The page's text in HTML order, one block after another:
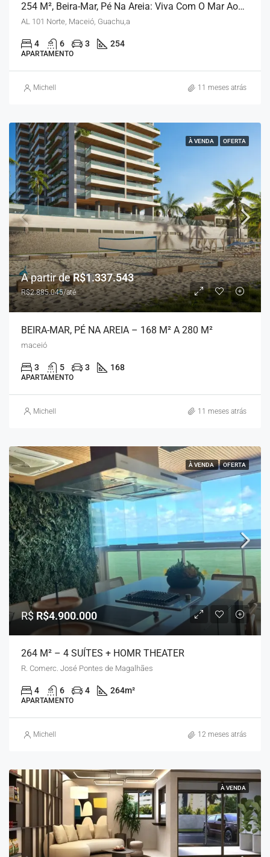
254 M², Beira-Mar, Pé Na Areia: Viva Com O Mar Aos Seus Pés
AL 101 Norte, Maceió, Guachu,a
4 6 3 254
APARTAMENTO
Michell 11 meses atrás
À VENDA OFERTA
A partir deR$1.337.543
R$2.885.045/até
BEIRA-MAR, PÉ NA AREIA – 168 M² A 280 M²
maceió
3 5 3 168
APARTAMENTO
Michell 11 meses atrás
À VENDA OFERTA
R$R$4.900.000
264 M² – 4 SUÍTES + HOMR THEATER
R. Comerc. José Pontes de Magalhães
4 6 4 264m²
APARTAMENTO
Michell 12 meses atrás
À VENDA